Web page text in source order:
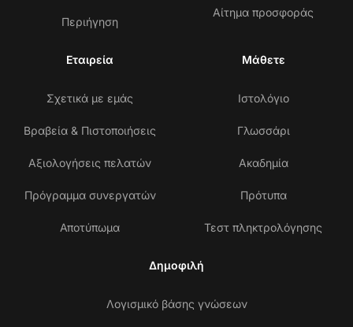
Περιήγηση
Αίτημα προσφοράς
Εταιρεία
Σχετικά με εμάς
Βραβεία & Πιστοποιήσεις
Αξιολογήσεις πελατών
Πρόγραμμα συνεργατών
Αποτύπωμα
Μάθετε
Ιστολόγιο
Γλωσσάρι
Ακαδημία
Πρότυπα
Τεστ πληκτρολόγησης
Δημοφιλή
Λογισμικό βάσης γνώσεων